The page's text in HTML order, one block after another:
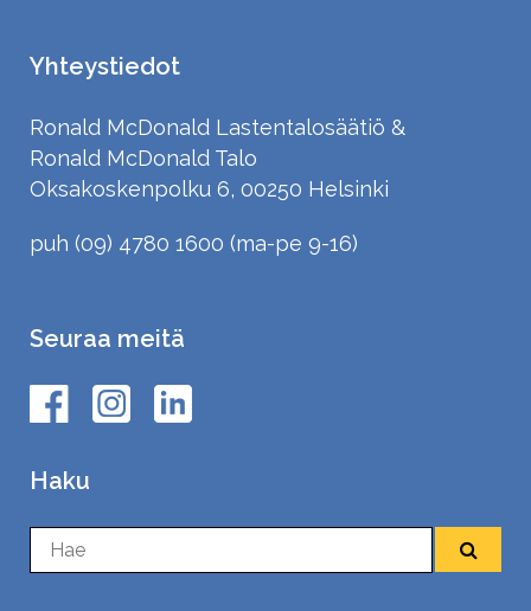
Yhteystiedot
Ronald McDonald Lastentalosäätiö &
Ronald McDonald Talo
Oksakoskenpolku 6, 00250 Helsinki
puh (09) 4780 1600 (ma-pe 9-16)
Seuraa meitä
Haku